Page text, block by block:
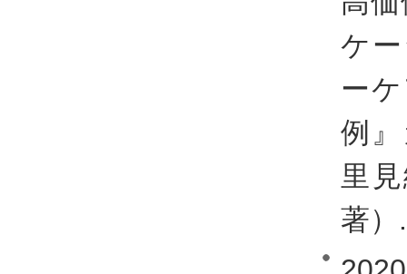
ケ
ー
例
里
著）.